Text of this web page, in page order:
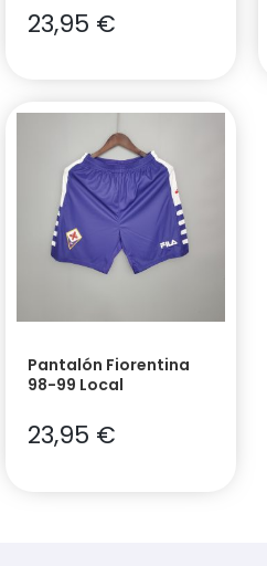
23,95 €
Pantalón Fiorentina
98-99 Local
23,95 €